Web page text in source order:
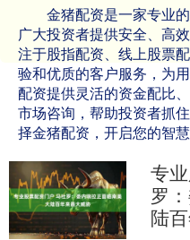
金猪配资是一家专业
广大投资者提供安全、高
注于股指配资、线上股票
验和优质的客户服务，为
配资提供灵活的资金配比
市场咨询，帮助投资者抓
择金猪配资，开启您的智
专
罗
陆